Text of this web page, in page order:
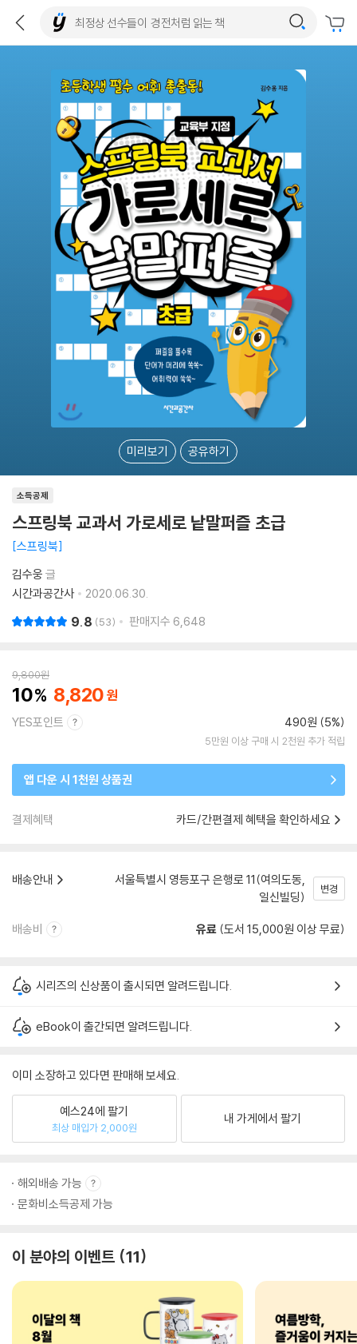
미리보기 공유하기
소득공제
스프링북 교과서 가로세로 낱말퍼즐 초급
스프링북
김수웅 글
시간과공간사
2020.06.30.
9.8 53 판매지수 6,648
9,800원
10 8,820
YES포인트 490원 (5%)
5만원 이상 구매 시 2천원 추가 적립
앱 다운 시 1천원 상품권
결제혜택 카드/간편결제 혜택을 확인하세요
배송안내
서울특별시 영등포구 은행로 11(여의도동,
일신빌딩)
변경
배송비 유료 (도서 15,000원 이상 무료)
시리즈의 신상품이 출시되면 알려드립니다.
eBook이 출간되면 알려드립니다.
이미 소장하고 있다면 판매해 보세요.
예스24에 팔기
최상 매입가 2,000원
내 가게에서 팔기
해외배송 가능
문화비소득공제 가능
이 분야의 이벤트 11